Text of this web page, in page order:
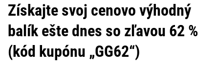
Získajte svoj cenovo výhodný
balík ešte dnes so zľavou 62 %
(kód kupónu „GG62“)